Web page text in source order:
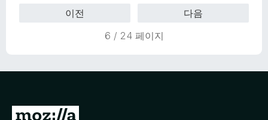
이전
다음
6 / 24 페이지
M